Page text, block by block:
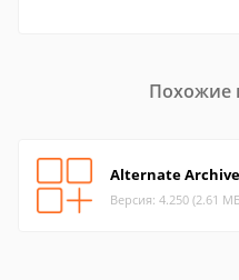
Похожие
Alternate
Версия: 4.250 (2.61